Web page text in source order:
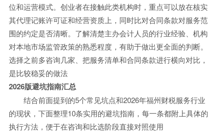
位和运营模式。创业者在接触此类机构时，重点可以放在核实
其代理记账许可证和经营资质上，同时比对合同条款对服务范
围的约定是否清晰。了解清楚主办会计人员的行业经验、机构
对本地市场监管政策的熟悉程度，有助于做出更全面的判断。
选择之前多咨询几家、把服务清单和合同条款进行横向对比，
是比较稳妥的做法
2026版避坑指南汇总
结合前面提到的5个常见坑点和2026年福州财税服务行业
的现状，下面整理10条实用的避坑指南，每一条都附上具体的
执行方法，便于在咨询和比选阶段直接对照使用